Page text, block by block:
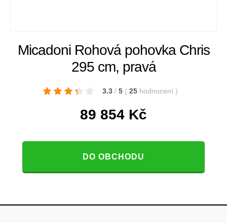
Micadoni Rohová pohovka Chris
295 cm, pravá
3.3 / 5 ( 25 hodnocení )
89 854 Kč
DO OBCHODU